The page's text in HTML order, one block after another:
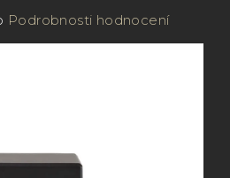
Podrobnosti hodnocení